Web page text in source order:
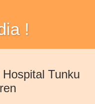
!
Tunku